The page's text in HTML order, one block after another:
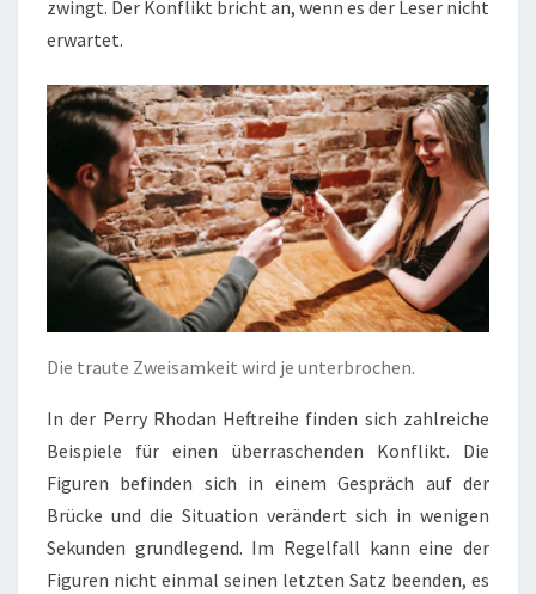
zwingt. Der Konflikt bricht an, wenn es der Leser nicht
erwartet.
Die traute Zweisamkeit wird je unterbrochen.
In der Perry Rhodan Heftreihe finden sich zahlreiche
Beispiele für einen überraschenden Konflikt. Die
Figuren befinden sich in einem Gespräch auf der
Brücke und die Situation verändert sich in wenigen
Sekunden grundlegend. Im Regelfall kann eine der
Figuren nicht einmal seinen letzten Satz beenden, es